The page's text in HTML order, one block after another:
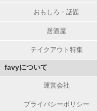
おもしろ・話題
居酒屋
テイクアウト特集
favyについて
運営会社
プライバシーポリシー